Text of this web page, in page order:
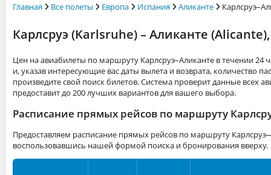
Главная Все полеты Европа Испания Аликанте
Карлсруэ (Karlsruhe) – Аликанте
Цен на авиабилеты по маршруту Карлсруэ–Аликанте в течении
и, указав интересующие вас даты вылета и возврата, количество
произведите свой поиск билетов. Система проверит данные всех
предоставит до 200 лучших вариантов для вашего выбора.
Расписание прямых рейсов по маршруту
Предоставляем расписание прямых рейсов по маршруту
воспользовавшись нашей формой поиска и бронирования вверху.